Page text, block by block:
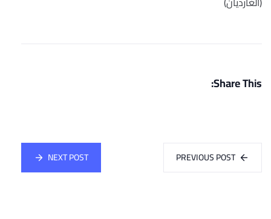
Share This:
PREVIOUS POST
NEXT POST